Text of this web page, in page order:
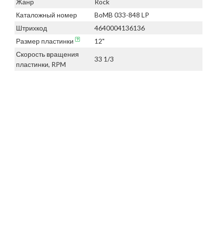
Жанр
Rock
Каталожный номер
BoMB 033-848 LP
Штрихкод
4640004136136
Размер пластинки
12"
Скорость вращения
пластинки, RPM
33 1/3